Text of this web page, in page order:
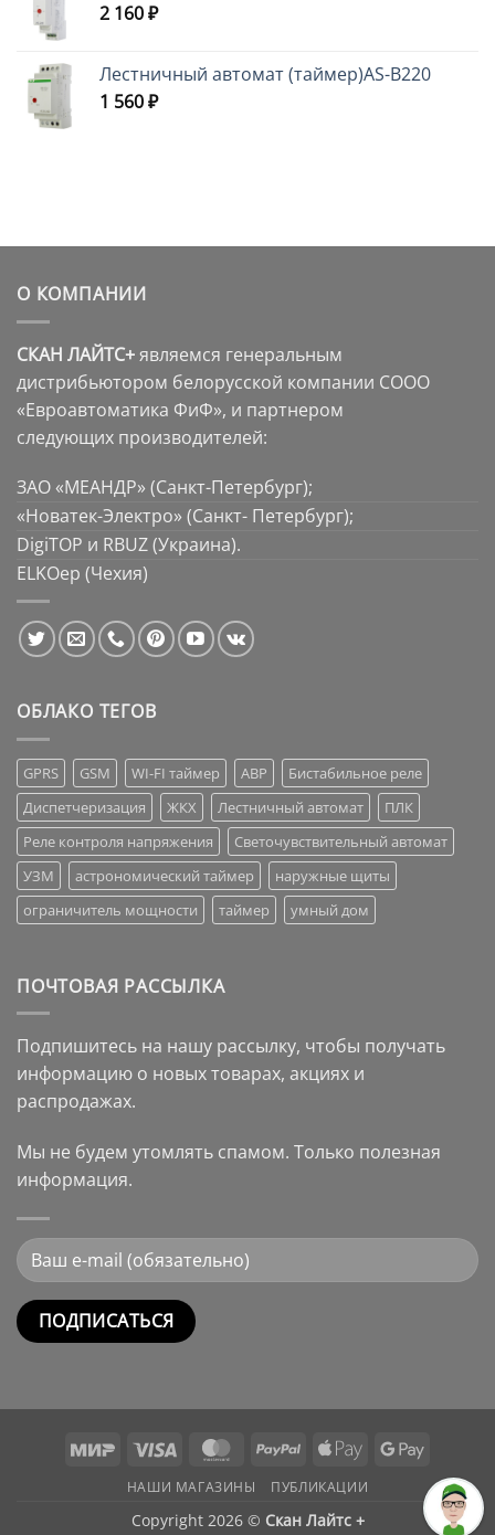
2 160₽
Лестничный автомат (таймер)AS-B220
1 560₽
О КОМПАНИИ
СКАН ЛАЙТС+являемся генеральным
дистрибьютором белорусской компании СООО
«Евроавтоматика ФиФ», и партнером
следующих производителей:
ЗАО «МЕАНДР» (Санкт-Петербург);
«Новатек-Электро» (Санкт- Петербург);
DigiTOP и RBUZ (Украина).
ELKOep (Чехия)
ОБЛАКО ТЕГОВ
GPRS GSM WI-FI таймер АВР
Бистабильное реле
Диспетчеризация
ЖКХ Лестничный автомат
ПЛК
Реле контроля напряжения
Светочувствительный автомат
УЗМ
астрономический таймер
наружные щиты
ограничитель мощности
таймер умный дом
ПОЧТОВАЯ РАССЫЛКА
Подпишитесь на нашу рассылку, чтобы получать
информацию о новых товарах, акциях и
распродажах.
Мы не будем утомлять спамом. Только полезная
информация.
Mir Visa MasterCardPayPal
Apple
Google
НАШИ МАГАЗИНЫ ПУБЛИКАЦИИ
Copyright 2026 © Скан Лайтс +